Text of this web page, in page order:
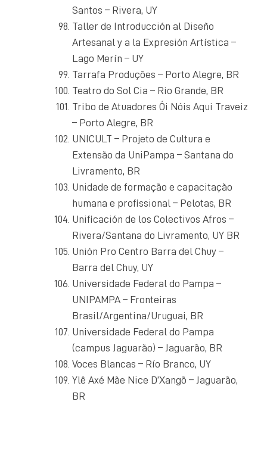
Santos – Rivera, UY
Taller de Introducción al Diseño
Artesanal y a la Expresión Artística –
Lago Merín – UY
Tarrafa Produções – Porto Alegre, BR
Teatro do Sol Cia – Rio Grande, BR
Tribo de Atuadores Ói Nóis Aqui Traveiz
– Porto Alegre, BR
UNICULT – Projeto de Cultura e
Extensão da UniPampa – Santana do
Livramento, BR
Unidade de formação e capacitação
humana e profissional – Pelotas, BR
Unificación de los Colectivos Afros –
Rivera/Santana do Livramento, UY BR
Unión Pro Centro Barra del Chuy –
Barra del Chuy, UY
Universidade Federal do Pampa –
UNIPAMPA – Fronteiras
Brasil/Argentina/Uruguai, BR
Universidade Federal do Pampa
(campus Jaguarão) – Jaguarão, BR
Voces Blancas – Río Branco, UY
Ylê Axé Mãe Nice D’Xangõ – Jaguarão,
BR